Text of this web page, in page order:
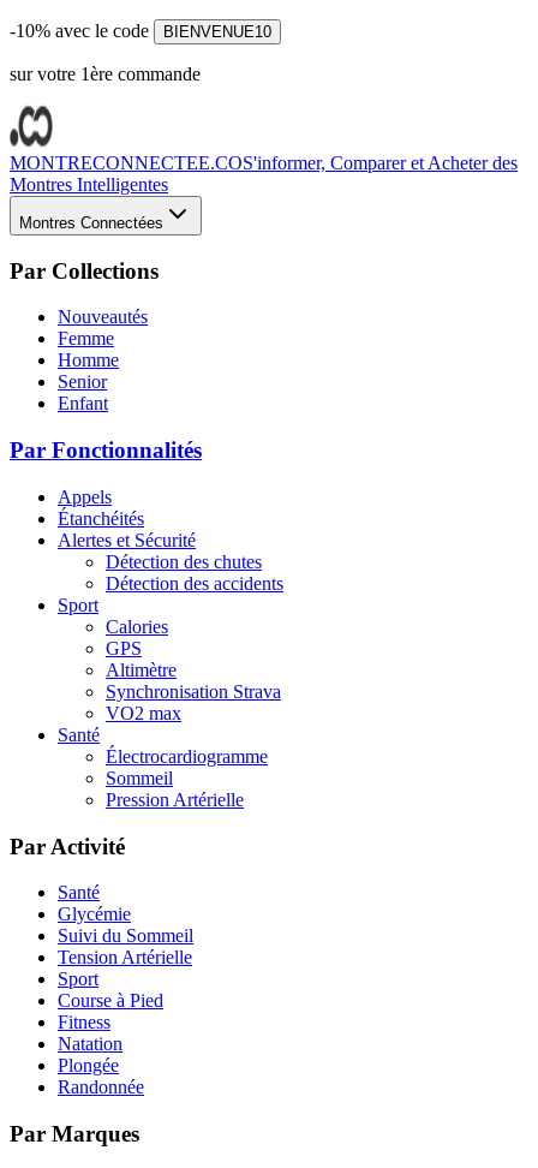
-10% avec le code BIENVENUE10
sur votre 1ère commande
MONTRECONNECTEE.COS'informer, Comparer et Acheter des
Montres Intelligentes
Montres Connectées
Par Collections
Nouveautés
Femme
Homme
Senior
Enfant
Par Fonctionnalités
Appels
Étanchéités
Alertes et Sécurité
Détection des chutes
Détection des accidents
Sport
Calories
GPS
Altimètre
Synchronisation Strava
VO2 max
Santé
Électrocardiogramme
Sommeil
Pression Artérielle
Par Activité
Santé
Glycémie
Suivi du Sommeil
Tension Artérielle
Sport
Course à Pied
Fitness
Natation
Plongée
Randonnée
Par Marques